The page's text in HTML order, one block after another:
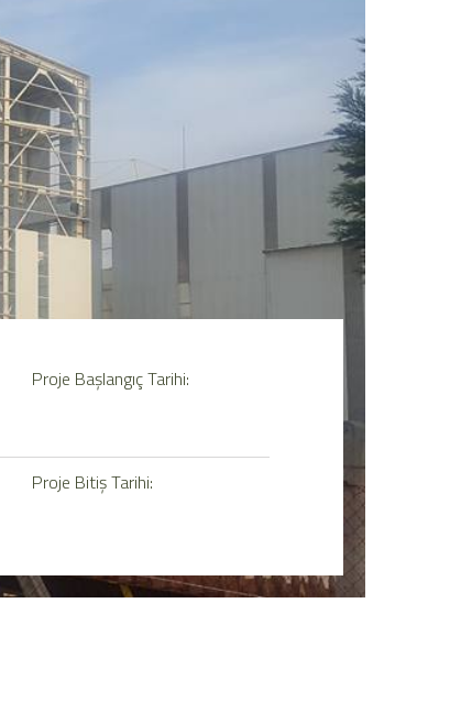
Proje Başlangıç Tarihi:
Proje Bitiş Tarihi: